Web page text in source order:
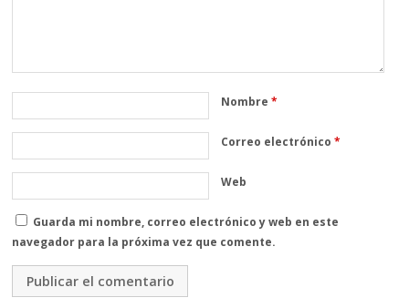
Nombre*
Correo electrónico*
Web
Guarda mi nombre, correo electrónico y web en este
navegador para la próxima vez que comente.